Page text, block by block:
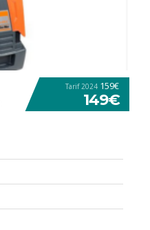
Tarif 2024 159€
149€